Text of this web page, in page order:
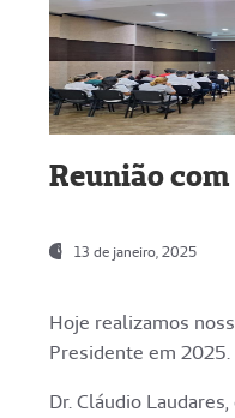
Reunião
13 de janeiro, 2025
Hoje realizamos
Presidente em 2025.
Dr. Cláudio